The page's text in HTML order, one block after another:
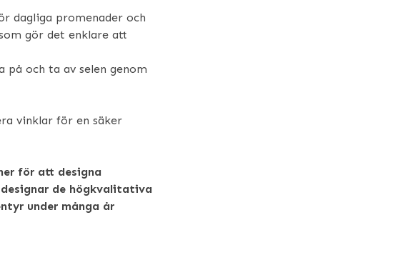
dagliga promenader och
gör det enklare att
och ta av selen genom
vinklar för en säker
för att designa
de högkvalitativa
under många år